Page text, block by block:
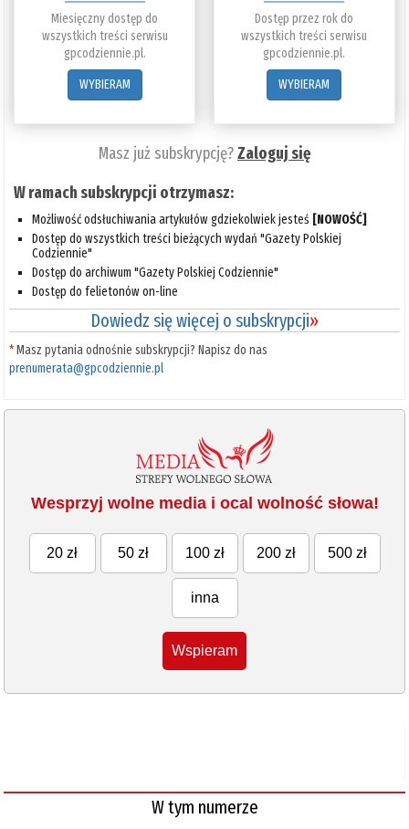
Miesięczny dostęp do
wszystkich treści serwisu
gpcodziennie.pl.
WYBIERAM
Dostęp przez rok do
wszystkich treści serwisu
gpcodziennie.pl.
WYBIERAM
Masz już subskrypcję?Zaloguj się
W ramach subskrypcji otrzymasz:
Możliwość odsłuchiwania artykułów gdziekolwiek jesteś [NOWOŚĆ]
Dostęp do wszystkich treści bieżących wydań "Gazety Polskiej
Codziennie"
Dostęp do archiwum "Gazety Polskiej Codziennie"
Dostęp do felietonów on-line
Dowiedz się więcej o subskrypcji»
*Masz pytania odnośnie subskrypcji? Napisz do nas
prenumerata@gpcodziennie.pl
Wesprzyj wolne media i ocal wolność słowa!
20 zł 50 zł 100 zł 200 zł 500 zł
inna
Wspieram
W tym numerze